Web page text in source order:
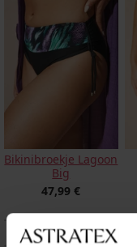
Bikinibroekje Lagoon
Big
47,99 €
BESCHRIJVING